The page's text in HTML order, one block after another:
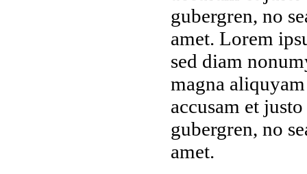
gubergren, no
amet. Lorem
sed diam
magna
accusam et
gubergren, no
amet.